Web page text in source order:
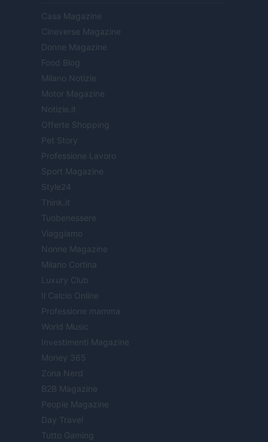
Casa Magazine
Cineverse Magazine
Donne Magazine
Food Blog
Milano Notizie
Motor Magazine
Notizie.it
Offerte Shopping
Pet Story
Professione Lavoro
Sport Magazine
Style24
Think.it
Tuobenessere
Viaggiamo
Nonne Magazine
Milano Cortina
Luxury Club
Il Calcio Online
Professione mamma
World Music
Investimenti Magazine
Money 365
Zona Nerd
B2B Magazine
People Magazine
Day Travel
Tutto Gaming